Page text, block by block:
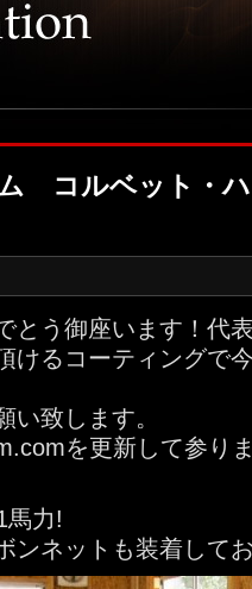
コルベット・
とう御座います！代
けるコーティングで
い致します。
を更新して参り
馬力!
ンネットも装着して